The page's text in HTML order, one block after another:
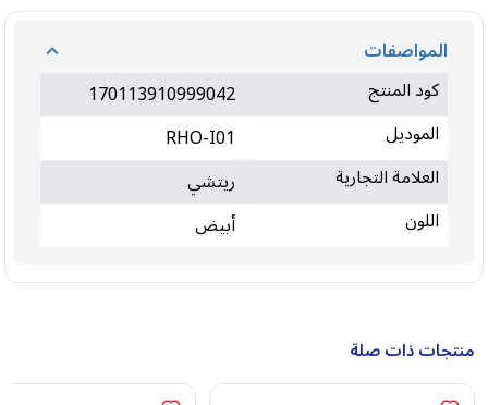
المواصفات
كود المنتج
170113910999042
الموديل
RHO-I01
العلامة التجارية
ريتشي
اللون
أبيض
منتجات ذات صلة